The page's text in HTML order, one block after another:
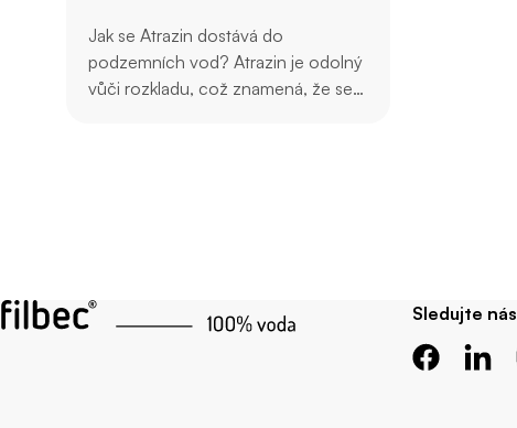
Jak se Atrazin dostává do
podzemních vod? Atrazin je odolný
vůči rozkladu, což znamená, že se
Sledujte nás